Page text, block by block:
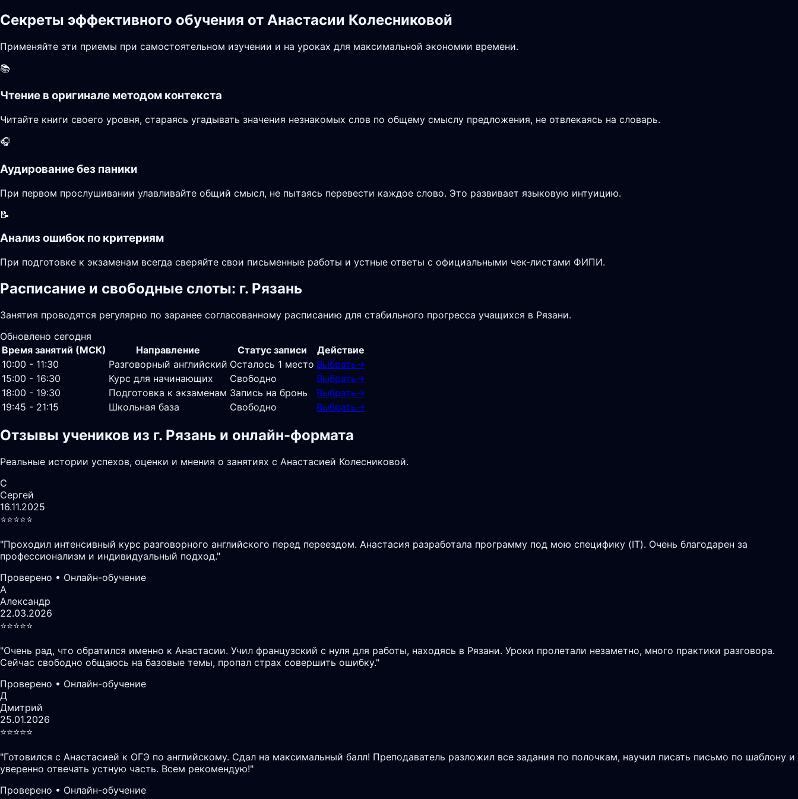
Секреты эффективного обучения от Анастасии Колесниковой
Применяйте эти приемы при самостоятельном изучении и на уроках для максимальной экономии времени.
📚
Чтение в оригинале методом контекста
Читайте книги своего уровня, стараясь угадывать значения незнакомых слов по общему смыслу предложения, не отвлекаясь на словарь.
🎧
Аудирование без паники
При первом прослушивании улавливайте общий смысл, не пытаясь перевести каждое слово. Это развивает языковую интуицию.
📝
Анализ ошибок по критериям
При подготовке к экзаменам всегда сверяйте свои письменные работы и устные ответы с официальными чек-листами ФИПИ.
Расписание и свободные слоты: г. Рязань
Занятия проводятся регулярно по заранее согласованному расписанию для стабильного прогресса учащихся в Рязани.
Обновлено сегодня
Время занятий (МСК)
Направление Статус записи
Действие
10:00 - 11:30
Разговорный английский Осталось 1 место Выбрать→
15:00 - 16:30
Курс для начинающих Свободно Выбрать→
18:00 - 19:30
Подготовка к экзаменам Запись на бронь Выбрать→
19:45 - 21:15
Школьная база Свободно Выбрать→
Отзывы учеников из г. Рязань и онлайн-формата
Реальные истории успехов, оценки и мнения о занятиях с Анастасией Колесниковой.
С
Сергей
16.11.2025
⭐️⭐️⭐️⭐️⭐️
"Проходил интенсивный курс разговорного английского перед переездом. Анастасия разработала программу под мою специфику (IT). Очень благодарен за
профессионализм и индивидуальный подход."
Проверено • Онлайн-обучение
А
Александр
22.03.2026
⭐️⭐️⭐️⭐️⭐️
"Очень рад, что обратился именно к Анастасии. Учил французский с нуля для работы, находясь в Рязани. Уроки пролетали незаметно, много практики разговора.
Сейчас свободно общаюсь на базовые темы, пропал страх совершить ошибку."
Проверено • Онлайн-обучение
Д
Дмитрий
25.01.2026
⭐️⭐️⭐️⭐️⭐️
"Готовился с Анастасией к ОГЭ по английскому. Сдал на максимальный балл! Преподаватель разложил все задания по полочкам, научил писать письмо по шаблону и
уверенно отвечать устную часть. Всем рекомендую!"
Проверено • Онлайн-обучение